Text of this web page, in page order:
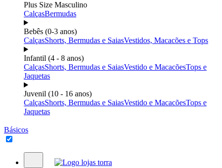
Plus Size Masculino
CalçasBermudas
Bebês (0-3 anos)
CalçasShorts, Bermudas e SaiasVestidos, Macacões e Tops
Infantil (4 - 8 anos)
CalçasShorts, Bermudas e SaiasVestido e MacacõesTops e
Jaquetas
Juvenil (10 - 16 anos)
CalçasShorts, Bermudas e SaiasVestido e MacacõesTops e
Jaquetas
Básicos